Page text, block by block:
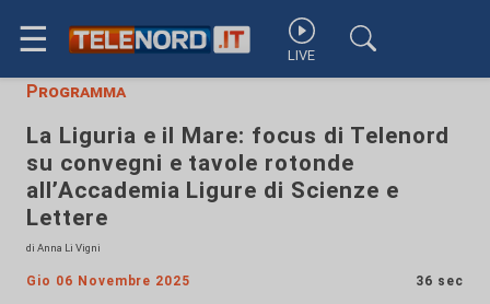
☰ LIVE
Programma
La Liguria e il Mare: focus di Telenord
su convegni e tavole rotonde
all’Accademia Ligure di Scienze e
Lettere
di Anna Li Vigni
Gio 06 Novembre 2025 36 sec